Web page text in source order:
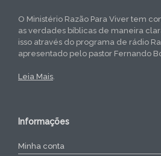
O Ministério Razão Para Viver tem
as verdades bíblicas de maneira
isso através do programa de rádio
apresentado pelo pastor Fernando
Leia Mais.
Informações
Minha conta